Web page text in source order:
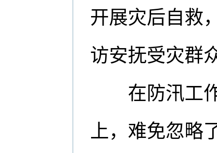
开展灾后自救
访安抚受灾群
在防汛工作
上，难免忽略